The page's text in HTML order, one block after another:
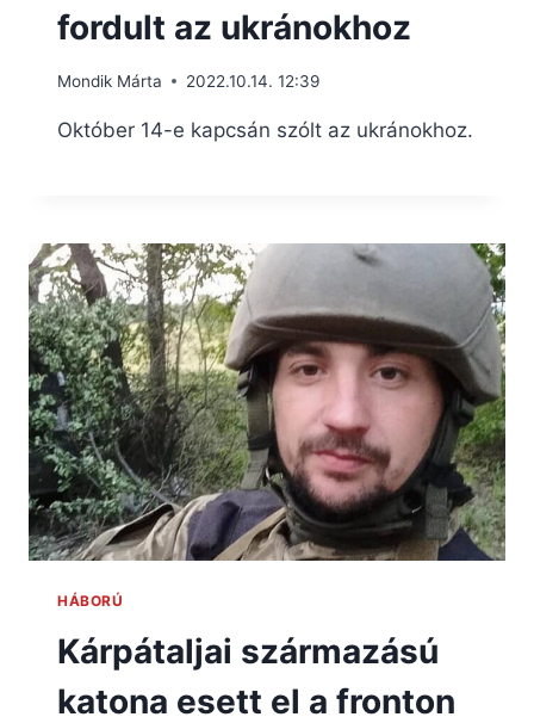
fordult az ukránokhoz
Mondik Márta 2022.10.14. 12:39
Október 14-e kapcsán szólt az ukránokhoz.
HÁBORÚ
Kárpátaljai származású
katona esett el a fronton